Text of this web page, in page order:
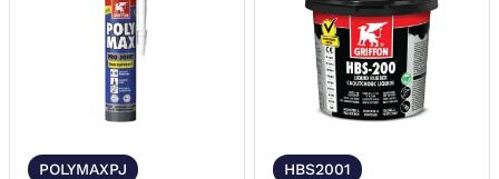
POLYMAXPJ HBS2001